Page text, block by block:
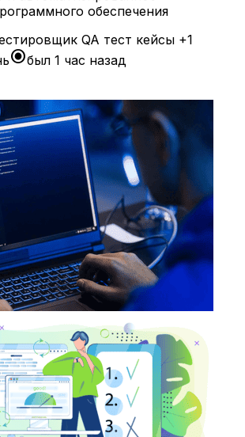
обеспечения
QA тест кейсы +1
radio_button_checkedбыл 1 час назад